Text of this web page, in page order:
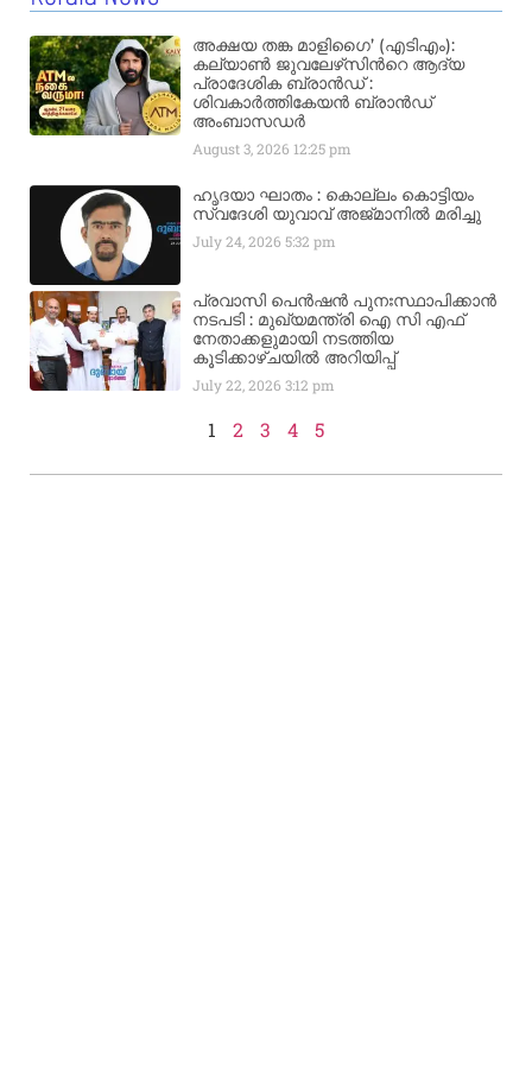
അക്ഷയ തങ്ക മാളിഗൈ’ (എടിഎം):
കല്യാണ്‍ ജുവലേഴ്‌സിന്‍റെ ആദ്യ
പ്രാദേശിക ബ്രാന്‍ഡ് :
ശിവകാര്‍ത്തികേയന്‍ ബ്രാന്‍ഡ്
അംബാസഡര്‍
August 3, 2026 12:25 pm
ഹൃദയാ ഘാതം : കൊല്ലം കൊട്ടിയം
സ്വദേശി യുവാവ് അജ്മാനിൽ മരിച്ചു
July 24, 20265:32 pm
പ്രവാസി പെൻഷൻ പുനഃസ്ഥാപിക്കാൻ
നടപടി : മുഖ്യമന്ത്രി ഐ സി എഫ്
നേതാക്കളുമായി നടത്തിയ
കൂടിക്കാഴ്ചയിൽ അറിയിപ്പ്
July 22, 20263:12 pm
1 2 3 4 5